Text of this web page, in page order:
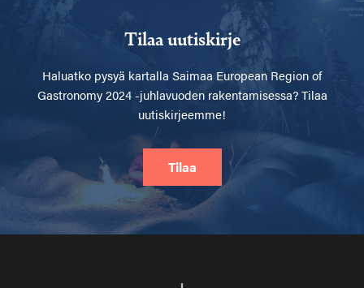
Tilaa uutiskirje
Haluatko pysyä kartalla Saimaa European Region of
Gastronomy 2024 -juhlavuoden rakentamisessa? Tilaa
uutiskirjeemme!
Tilaa